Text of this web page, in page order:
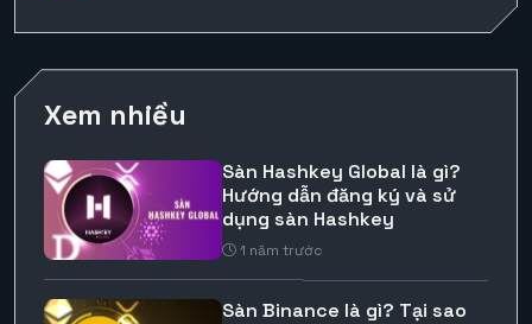
Xem nhiều
Sàn Hashkey Global là gì?
Hướng dẫn đăng ký và sử
dụng sàn Hashkey
1 năm trước
Sàn Binance là gì? Tại sao